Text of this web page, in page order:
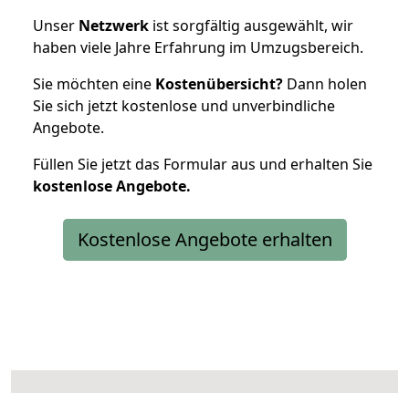
Unser Netzwerk ist sorgfältig ausgewählt, wir
haben viele Jahre Erfahrung im Umzugsbereich.
Sie möchten eine Kostenübersicht? Dann holen
Sie sich jetzt kostenlose und unverbindliche
Angebote.
Füllen Sie jetzt das Formular aus und erhalten Sie
kostenloseAngebote.
Kostenlose Angebote erhalten